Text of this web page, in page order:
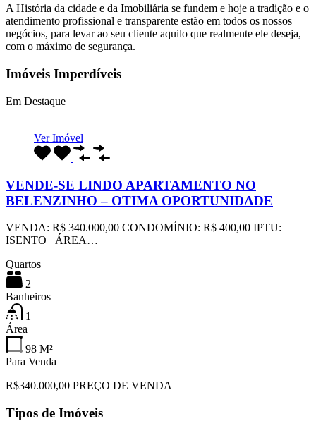
A História da cidade e da Imobiliária se fundem e hoje a tradição e o
atendimento profissional e transparente estão em todos os nossos
negócios, para levar ao seu cliente aquilo que realmente ele deseja,
com o máximo de segurança.
Imóveis Imperdíveis
Em Destaque
Ver Imóvel
VENDE-SE LINDO APARTAMENTO NO
BELENZINHO – OTIMA OPORTUNIDADE
VENDA: R$ 340.000,00 CONDOMÍNIO: R$ 400,00 IPTU:
ISENTO ÁREA…
Quartos
2
Banheiros
1
Área
98 M²
Para Venda
R$340.000,00 PREÇO DE VENDA
Tipos de Imóveis